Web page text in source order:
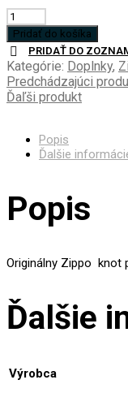
množstvo
Zippo
knot
do
benzínového
zapaľovača
1ks
Pridať do košíka
PRIDAŤ DO
Kategórie: Doplnky,
Predchádzajúci
Ďaľši produkt
Popis
Ďalšie
Popis
Originálny Zippo knot
Ďalšie
Výrobca